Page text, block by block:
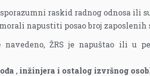
raskid radnog odnosa ili
napustiti posao broj zaposlenih
navedeno, ŽRS je napuštao ili u
, inžinjera i ostalog izvršnog